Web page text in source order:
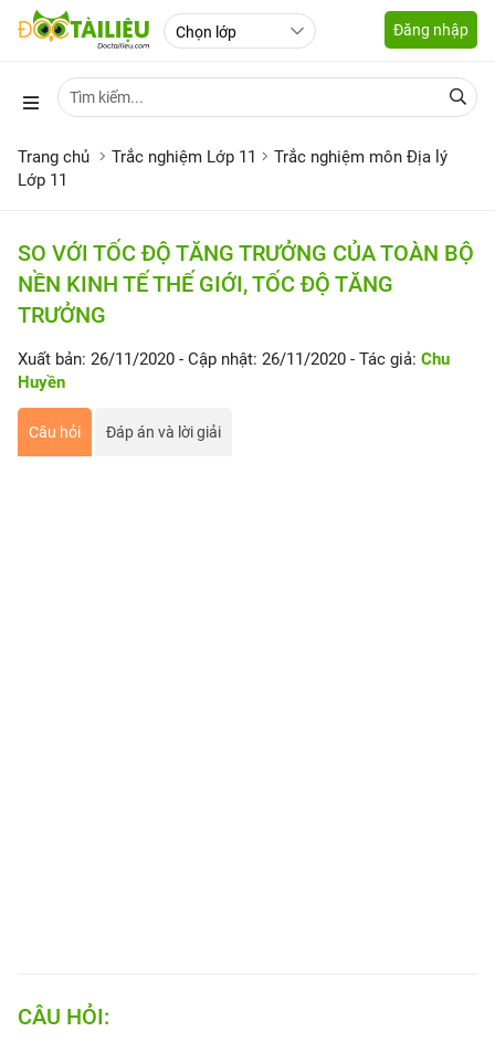
Đăng nhập
Trang chủ Trắc nghiệm Lớp 11
Trắc nghiệm môn Địa lý
Lớp 11
SO VỚI TỐC ĐỘ TĂNG TRƯỞNG CỦA TOÀN BỘ
NỀN KINH TẾ THẾ GIỚI, TỐC ĐỘ TĂNG
TRƯỞNG
Xuất bản: 26/11/2020 - Cập nhật: 26/11/2020 - Tác giả: Chu
Huyền
Câu hỏi Đáp án và lời giải
CÂU HỎI: